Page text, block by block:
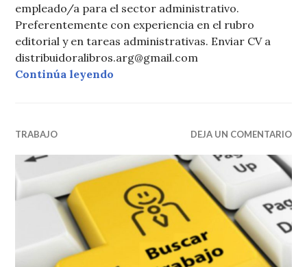
empleado/a para el sector administrativo.
Preferentemente con experiencia en el rubro
editorial y en tareas administrativas. Enviar CV a
distribuidoralibros.arg@gmail.com
Continúa leyendo
TRABAJO DEJA UN COMENTARIO